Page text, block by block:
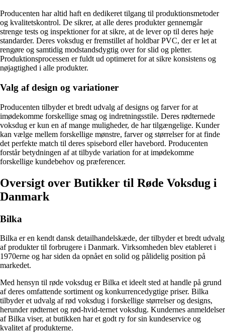
Producenten har altid haft en dedikeret tilgang til produktionsmetoder
og kvalitetskontrol. De sikrer, at alle deres produkter gennemgår
strenge tests og inspektioner for at sikre, at de lever op til deres høje
standarder. Deres voksdug er fremstillet af holdbar PVC, der er let at
rengøre og samtidig modstandsdygtig over for slid og pletter.
Produktionsprocessen er fuldt ud optimeret for at sikre konsistens og
nøjagtighed i alle produkter.
Valg af design og variationer
Producenten tilbyder et bredt udvalg af designs og farver for at
imødekomme forskellige smag og indretningsstile. Deres rødternede
voksdug er kun en af ​​mange muligheder, de har tilgængelige. Kunder
kan vælge mellem forskellige mønstre, farver og størrelser for at finde
det perfekte match til deres spisebord eller havebord. Producenten
forstår betydningen af ​​at tilbyde variation for at imødekomme
forskellige kundebehov og præferencer.
Oversigt over Butikker til Røde Voksdug i
Danmark
Bilka
Bilka er en kendt dansk detailhandelskæde, der tilbyder et bredt udvalg
af produkter til forbrugere i Danmark. Virksomheden blev etableret i
1970erne og har siden da opnået en solid og pålidelig position på
markedet.
Med hensyn til røde voksdug er Bilka et ideelt sted at handle på grund
af deres omfattende sortiment og konkurrencedygtige priser. Bilka
tilbyder et udvalg af rød voksdug i forskellige størrelser og designs,
herunder rødternet og rød-hvid-ternet voksdug. Kundernes anmeldelser
af Bilka viser, at butikken har et godt ry for sin kundeservice og
kvalitet af produkterne.